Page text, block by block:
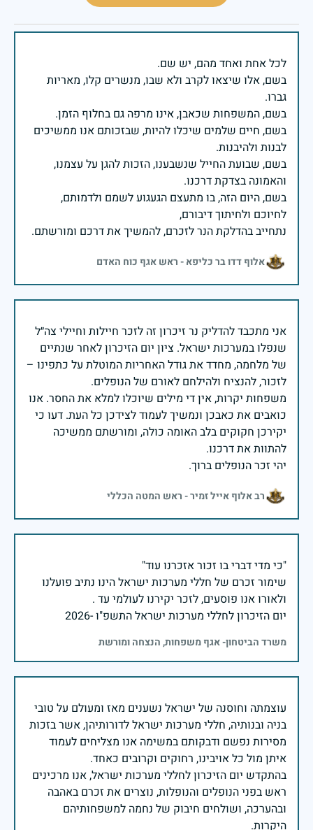
בשם, אלו שיצאו לקרב ולא שבו, מנשרים קלו, מאריות
בשם, חיים שלמים שיכלו להיות, שבזכותם אנו ממשיכים
בשם, שבועת החייל שנשבענו, הזכות להגן על עצמנו,
בשם, היום הזה, בו מתעצם הגעגוע לשמם ולדמותם,
נתחייב בהדלקת הנר לזכרם, להמשיך את דרכם ומורשתם.
אלוף דדו בר כליפא - ראש אגף כוח האדם
אני מתכבד להדליק נר זיכרון זה לזכר חיילות וחיילי צה״ל
שנפלו במערכות ישראל. ציון יום הזיכרון לאחר שנתיים
של מלחמה, מחדד את גודל האחריות המוטלת על כתפינו –
משפחות יקרות, אין די מילים שיוכלו למלא את החסר. אנו
כואבים את כאבכן ונמשיך לעמוד לצידכן כל העת. דעו כי
יקירכן חקוקים בלב האומה כולה, ומורשתם ממשיכה
יהי זכר הנופלים ברוך.
רב אלוף אייל זמיר - ראש המטה הכללי
שימור זכרם של חללי מערכות ישראל הינו נתיב פועלנו
יום הזיכרון לחללי מערכות ישראל התשפ"ו -2026
משרד הביטחון- אגף משפחות, הנצחה ומורשת
עוצמתה וחוסנה של ישראל נשענים מאז ומעולם על טובי
בניה ובנותיה, חללי מערכות ישראל לדורותיהן, אשר בזכות
מסירות נפשם ודבקותם במשימה אנו מצליחים לעמוד
בהתקדש יום הזיכרון לחללי מערכות ישראל, אנו מרכינים
ראש בפני הנופלים והנופלות, נוצרים את זכרם באהבה
ובהערכה, ושולחים חיבוק של נחמה למשפחותיהם